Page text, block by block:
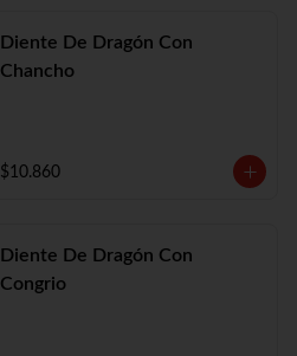
Diente De Dragón Con
Chancho
$10.860
Diente De Dragón Con
Congrio